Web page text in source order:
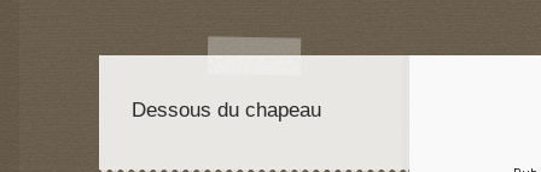
Dessous du chapeau